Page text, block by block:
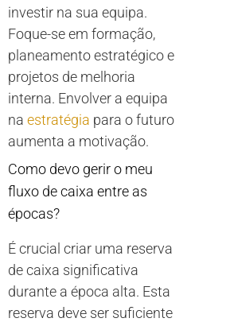
investir na sua equipa.
Foque-se em formação,
planeamento estratégico e
projetos de melhoria
interna. Envolver a equipa
na estratégia para o futuro
aumenta a motivação.
Como devo gerir o meu
fluxo de caixa entre as
épocas?
É crucial criar uma reserva
de caixa significativa
durante a época alta. Esta
reserva deve ser suficiente